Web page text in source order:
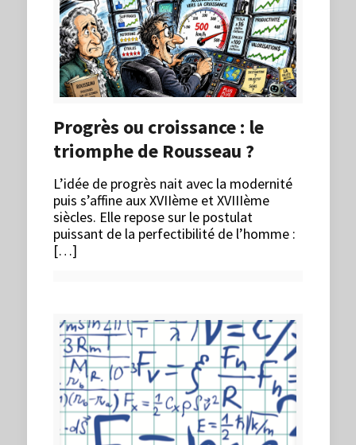
Progrès ou croissance : le
triomphe de Rousseau ?
L’idée de progrès nait avec la modernité
puis s’affine aux XVIIème et XVIIIème
siècles. Elle repose sur le postulat
puissant de la perfectibilité de l’homme :
[…]